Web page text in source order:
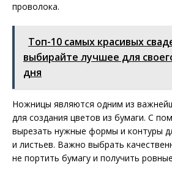
проволока.
Топ-10 самых красивых
выбирайте лучшее для
дня
Ножницы являются одним из
для создания цветов из бумаги. С
вырезать нужные формы и контуры
и листьев. Важно выбрать
не портить бумагу и получить